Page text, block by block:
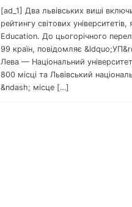
[ad_1] Два львівських виші
рейтингу світових
Education. До цьогорічного
99 країн, повідомляє
Лева — Національний
800 місці та Львівський
&ndash; місце […]